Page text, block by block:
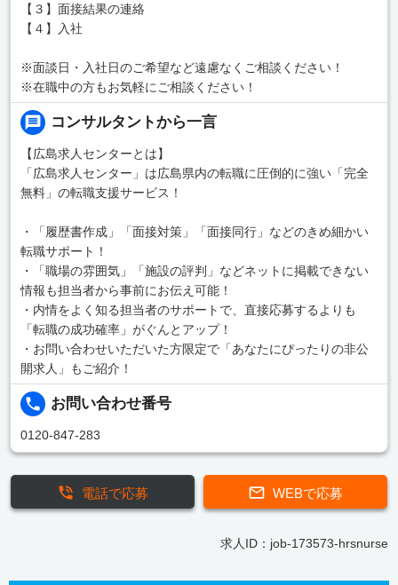
【３】面接結果の連絡
【４】入社
※面談日・入社日のご希望など遠慮なくご相談ください！
※在職中の方もお気軽にご相談ください！
コンサルタントから一言
【広島求人センターとは】
「広島求人センター」は広島県内の転職に圧倒的に強い「完全
無料」の転職支援サービス！
・「履歴書作成」「面接対策」「面接同行」などのきめ細かい
転職サポート！
・「職場の雰囲気」「施設の評判」などネットに掲載できない
情報も担当者から事前にお伝え可能！
・内情をよく知る担当者のサポートで、直接応募するよりも
「転職の成功確率」がぐんとアップ！
・お問い合わせいただいた方限定で「あなたにぴったりの非公
開求人」もご紹介！
お問い合わせ番号
0120-847-283
WEBで応募
電話で応募
求人ID：job-173573-hrsnurse